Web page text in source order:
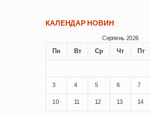
КАЛЕНДАР НОВИН
Серпень 2026
Пн Вт Ср Чт Пт
3 4 5 6 7
10 11 12 13 14